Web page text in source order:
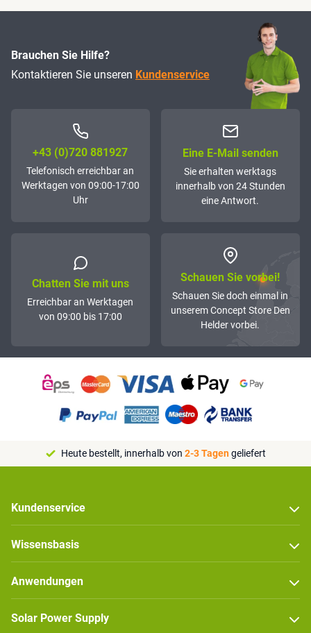
Brauchen Sie Hilfe?
Kontaktieren Sie unseren Kundenservice
+43 (0)72­0 881927
Telefonisch erreichbar an
Werktagen von 09:00-17:00
Uhr
Eine E-Mail senden
Sie erhalten werktags
innerhalb von 24 Stunden
eine Antwort.
Chatten Sie mit uns
Erreichbar an Werktagen
von 09:00 bis 17:00
Schauen Sie vorbei!
Schauen Sie doch einmal in
unserem Concept Store Den
Helder vorbei.
Heute bestellt, innerhalb von 2-3 Tagengeliefert
Kundenservice
Wissensbasis
Anwendungen
Solar Power Supply